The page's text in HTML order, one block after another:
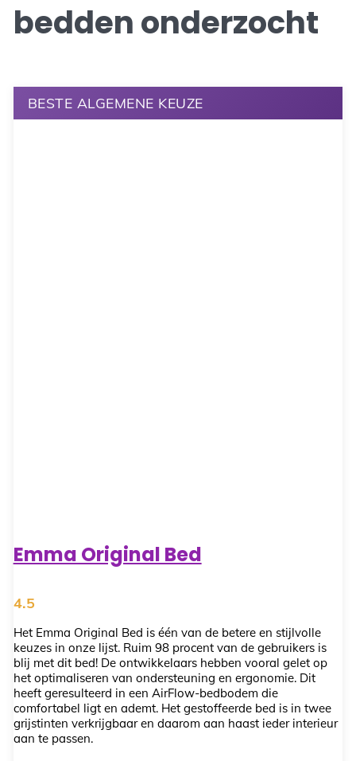
bedden onderzocht
BESTE ALGEMENE KEUZE
Emma Original Bed
4.5
Het Emma Original Bed is één van de betere en stijlvolle
keuzes in onze lijst. Ruim 98 procent van de gebruikers is
blij met dit bed! De ontwikkelaars hebben vooral gelet op
het optimaliseren van ondersteuning en ergonomie. Dit
heeft geresulteerd in een AirFlow-bedbodem die
comfortabel ligt en ademt. Het gestoffeerde bed is in twee
grijstinten verkrijgbaar en daarom aan haast ieder interieur
aan te passen.